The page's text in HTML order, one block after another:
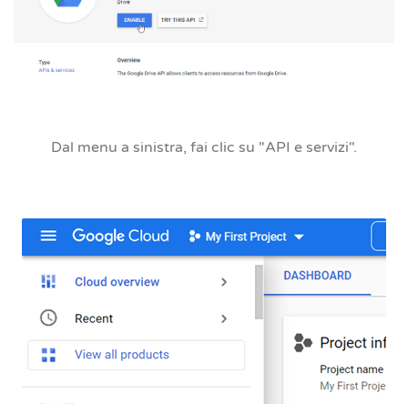
Dal menu a sinistra, fai clic su "API e servizi".